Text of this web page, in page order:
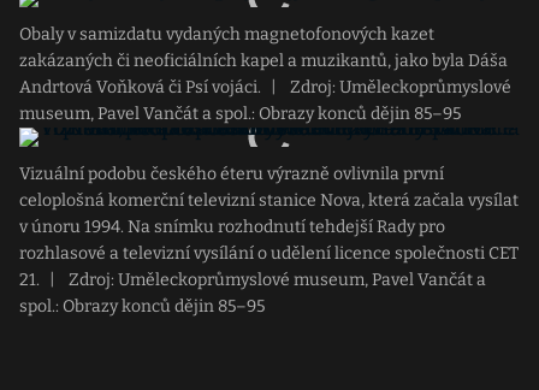
Obaly v samizdatu vydaných magnetofonových kazet
zakázaných či neoficiálních kapel a muzikantů, jako byla Dáša
Andrtová Voňková či Psí vojáci.
Zdroj: Uměleckoprůmyslové
museum, Pavel Vančát a spol.: Obrazy konců dějin 85–95
Vizuální podobu českého éteru výrazně ovlivnila první
celoplošná komerční televizní stanice Nova, která začala vysílat
v únoru 1994. Na snímku rozhodnutí tehdejší Rady pro
rozhlasové a televizní vysílání o udělení licence společnosti CET
21.
Zdroj: Uměleckoprůmyslové museum, Pavel Vančát a
spol.: Obrazy konců dějin 85–95